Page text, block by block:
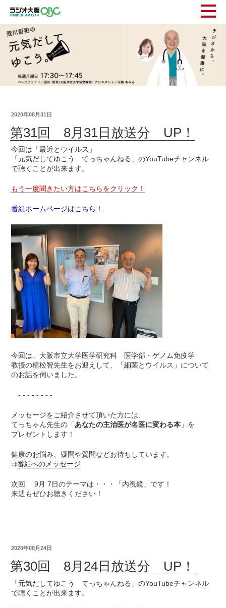
2020年08月31日
第31回 8月31日放送分 UP！
今回は「最近とウイルス」
「元気だしてゆこう てっちゃんねる」のYouTubeチャンネル
で聴くことが出来ます。
もう一度聞きたい方はこちらをクリック！
番組ホームページはこちら！
今回は、大阪市立大学医学研究科 医学部・ゲノム免疫学
教授の植松智先生をお迎えして、「細菌とウイルス」について
のお話を伺いました。
- - - - - - - -
メッセージをご紹介させて頂いた方には、
てっちゃん先生の「あなたの主治医が名医に変わる本 」を
プレゼントします！
健康のお悩み、疑問や質問などお待ちしています。
⇉番組へのメッセージ
次回 9月 7日のテーマは・・・「内視鏡」です！
来週もぜひお聴きください！
2020年08月24日
第30回 8月24日放送分 UP！
「元気だしてゆこう てっちゃんねる」のYouTubeチャンネル
で聴くことが出来ます。